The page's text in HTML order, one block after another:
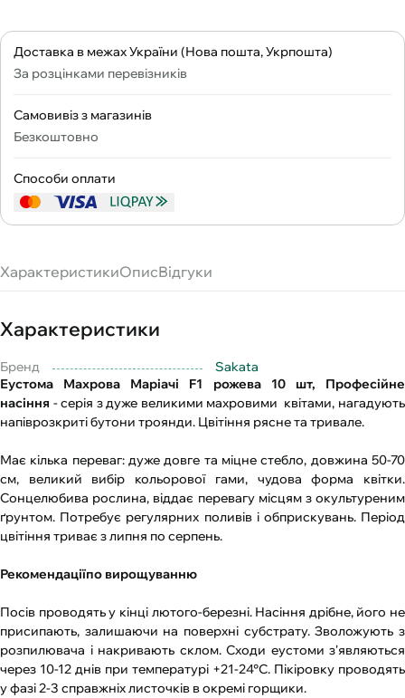
Доставка в межах України (Нова пошта, Укрпошта)
За розцінками перевізників
Самовивіз з магазинів
Безкоштовно
Способи оплати
ХарактеристикиОписВідгуки
Характеристики
Бренд
Sakata
Еустома Махрова Маріачі F1 рожева 10 шт, Професійне
насіння - серія з дуже великими махровими квітами, нагадують
напіврозкриті бутони троянди. Цвітіння рясне та тривале.
Має кілька переваг: дуже довге та міцне стебло, довжина 50-70
см, великий вибір кольорової гами, чудова форма квітки.
Сонцелюбива рослина, віддає перевагу місцям з окультуреним
ґрунтом. Потребує регулярних поливів і обприскувань. Період
цвітіння триває з липня по серпень.
Рекомендаціїпо вирощуванню
Посів проводять у кінці лютого-березні. Насіння дрібне, його не
присипають, залишаючи на поверхні субстрату. Зволожують з
розпилювача і накривають склом. Сходи еустоми з'являються
через 10-12 днів при температурі +21-24°С. Пікіровку проводять
у фазі 2-3 справжніх листочків в окремі горщики.